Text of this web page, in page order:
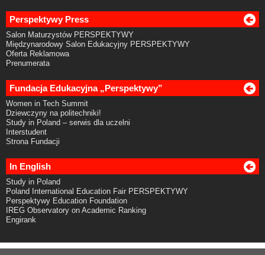
Perspektywy Press
Salon Maturzystów PERSPEKTYWY
Międzynarodowy Salon Edukacyjny PERSPEKTYWY
Oferta Reklamowa
Prenumerata
Fundacja Edukacyjna „Perspektywy”
Women in Tech Summit
Dziewczyny na politechniki!
Study in Poland – serwis dla uczelni
Interstudent
Strona Fundacji
In English
Study in Poland
Poland International Education Fair PERSPEKTYWY
Perspektywy Education Foundation
IREG Observatory on Academic Ranking
Engirank